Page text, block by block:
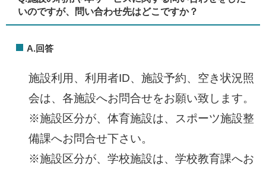
いのですが、問い合わせ先はどこですか？​
A.回答
施設利用、利用者ID、施設予約、空き状況照
会は、各施設へお問合せをお願い致します。
※施設区分が、体育施設は、スポーツ施設整
備課へお問合せ下さい。
※施設区分が、学校施設は、学校教育課へお